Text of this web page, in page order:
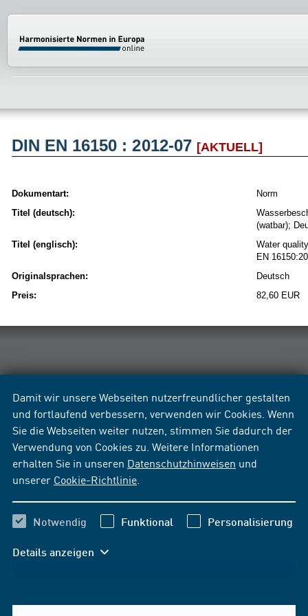
Damit wir unsere Webseiten nutzerfreundlicher gestalten
und fortlaufend verbessern, verwenden wir Cookies. Wenn
Sie die Webseiten weiter nutzen, stimmen Sie dadurch der
Verwendung von Cookies zu. Weitere Informationen
erhalten Sie in unseren Datenschutzhinweisen und
unserer Cookie-Richtlinie
Notwendig Funktional Personalisierung
Details anzeigen
DIN EN 16150 : 2012-07 [AKTUELL]
Dokumentart:
Norm
Titel (deutsch):
(watbar);
Titel (englisch):
Water
EN
Originalsprachen:
Deutsch
Preis:
82,60 EUR